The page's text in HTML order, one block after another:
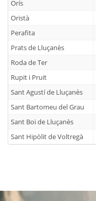
Orís
Oristà
Perafita
Prats de Lluçanès
Roda de Ter
Rupit i Pruit
Sant Agustí de Lluçanès
Sant Bartomeu del Grau
Sant Boi de Lluçanès
Sant Hipòlit de Voltregà
Sant Pere de Torelló